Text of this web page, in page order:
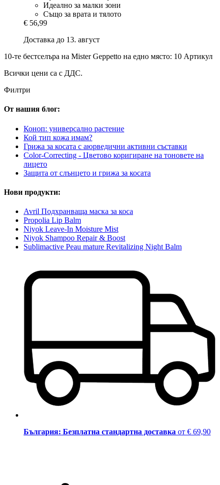
Идеално за малки зони
Също за врата и тялото
€ 56,99
Доставка до 13. август
10-те бестселъра на Mister Geppetto на едно място: 10 Артикул
Всички цени са с ДДС.
Филтри
От нашия блог:
Коноп: универсално растение
Кой тип кожа имам?
Грижа за косата с аюрведични активни съставки
Color-Correcting - Цветово коригиране на тоновете на
лицето
Защита от слънцето и грижа за косата
Нови продукти:
Avril Подхранваща маска за коса
Propolia Lip Balm
Niyok Leave-In Moisture Mist
Niyok Shampoo Repair & Boost
Sublimactive Peau mature Revitalizing Night Balm
България: Безплатна стандартна доставка от € 69,90